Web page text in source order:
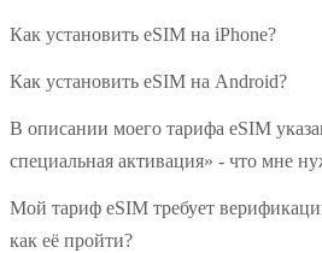
Как установить eSIM на iPhone?
Как установить eSIM на Android?
В описании моего тарифа eSIM
специальная активация» - что мне
Мой тариф eSIM требует
как её пройти?